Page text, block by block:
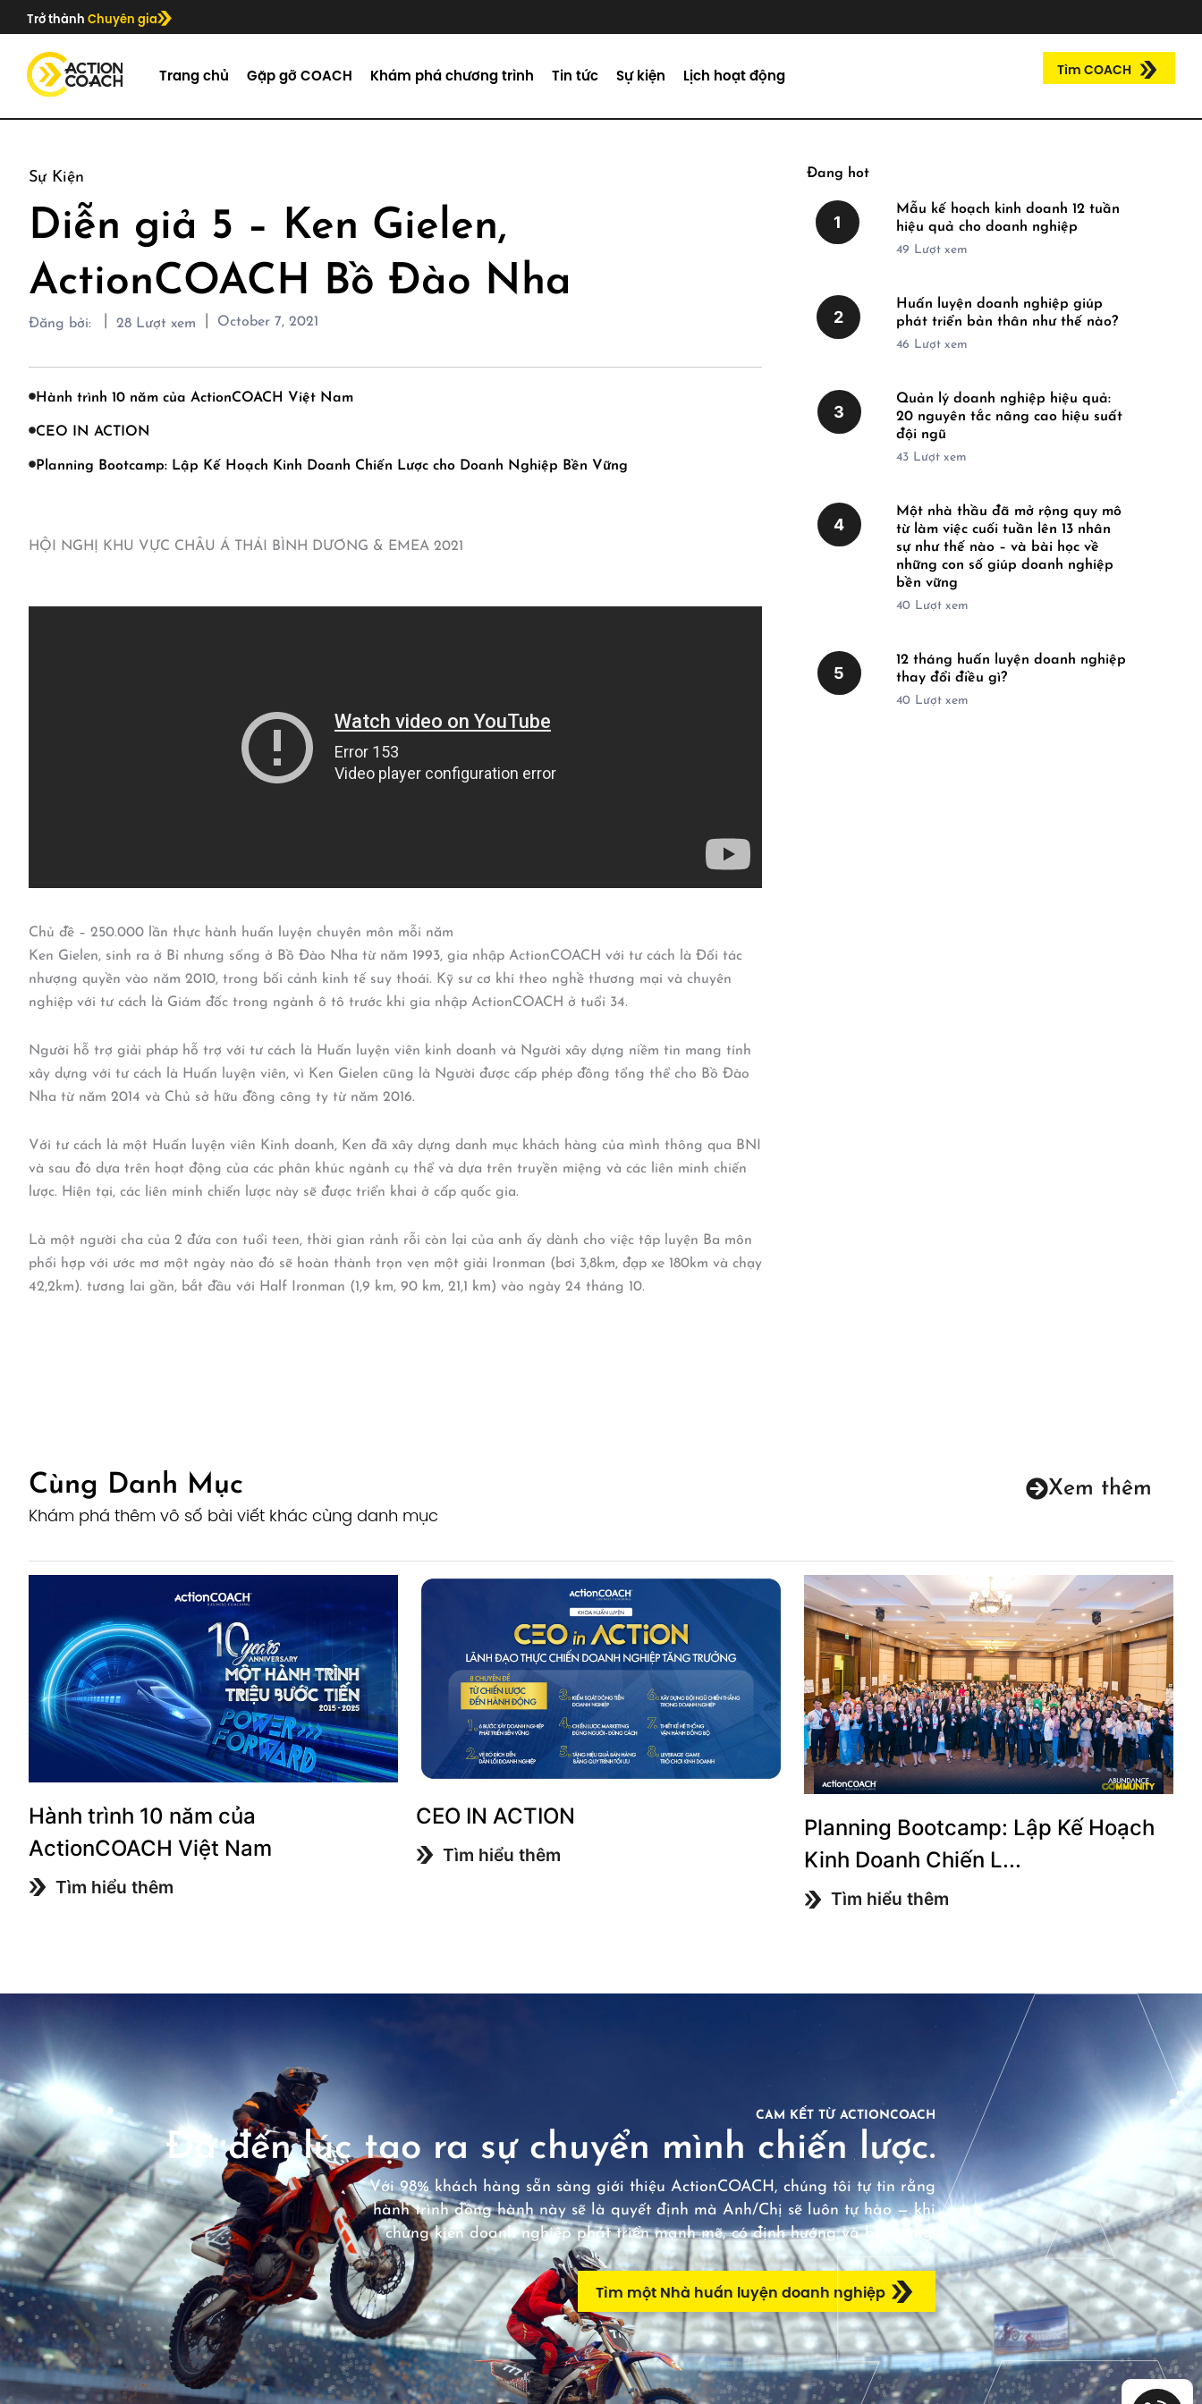
Trở thành Chuyên gia
Trang chủ Gặp gỡ COACH Khám phá chương trình Tin tức Sự kiện Lịch hoạt động Tìm COACH
Đang hot
1
Mẫu kế hoạch kinh doanh 12 tuần
hiệu quả cho doanh nghiệp
49 Lượt xem
2
Huấn luyện doanh nghiệp giúp
phát triển bản thân như thế nào?
46 Lượt xem
3
Quản lý doanh nghiệp hiệu quả:
20 nguyên tắc nâng cao hiệu suất
đội ngũ
43 Lượt xem
4
Một nhà thầu đã mở rộng quy mô
từ làm việc cuối tuần lên 13 nhân
sự như thế nào – và bài học về
những con số giúp doanh nghiệp
bền vững
40 Lượt xem
5
12 tháng huấn luyện doanh nghiệp
thay đổi điều gì?
40 Lượt xem
Sự Kiện
Diễn giả 5 – Ken Gielen,
ActionCOACH Bồ Đào Nha
Đăng bởi: 28 Lượt xem October 7, 2021
Hành trình 10 năm của ActionCOACH Việt Nam
CEO IN ACTION
Planning Bootcamp: Lập Kế Hoạch Kinh Doanh Chiến Lược cho Doanh Nghiệp Bền Vững
HỘI NGHỊ KHU VỰC CHÂU Á THÁI BÌNH DƯƠNG & EMEA 2021
Chủ đề – 250.000 lần thực hành huấn luyện chuyên môn mỗi năm
Ken Gielen, sinh ra ở Bỉ nhưng sống ở Bồ Đào Nha từ năm 1993, gia nhập ActionCOACH với tư cách là Đối tác
nhượng quyền vào năm 2010, trong bối cảnh kinh tế suy thoái. Kỹ sư cơ khí theo nghề thương mại và chuyên
nghiệp với tư cách là Giám đốc trong ngành ô tô trước khi gia nhập ActionCOACH ở tuổi 34.
Người hỗ trợ giải pháp hỗ trợ với tư cách là Huấn luyện viên kinh doanh và Người xây dựng niềm tin mang tính
xây dựng với tư cách là Huấn luyện viên, vì Ken Gielen cũng là Người được cấp phép đồng tổng thể cho Bồ Đào
Nha từ năm 2014 và Chủ sở hữu đồng công ty từ năm 2016.
Với tư cách là một Huấn luyện viên Kinh doanh, Ken đã xây dựng danh mục khách hàng của mình thông qua BNI
và sau đó dựa trên hoạt động của các phân khúc ngành cụ thể và dựa trên truyền miệng và các liên minh chiến
lược. Hiện tại, các liên minh chiến lược này sẽ được triển khai ở cấp quốc gia.
Là một người cha của 2 đứa con tuổi teen, thời gian rảnh rỗi còn lại của anh ấy dành cho việc tập luyện Ba môn
phối hợp với ước mơ một ngày nào đó sẽ hoàn thành trọn vẹn một giải Ironman (bơi 3,8km, đạp xe 180km và chạy
42,2km). tương lai gần, bắt đầu với Half Ironman (1,9 km, 90 km, 21,1 km) vào ngày 24 tháng 10.
Cùng Danh Mục
Khám phá thêm vô số bài viết khác cùng danh mục
Xem thêm
Hành trình 10 năm của
ActionCOACH Việt Nam
Tìm hiểu thêm
CEO IN ACTION
Tìm hiểu thêm
Planning Bootcamp: Lập Kế Hoạch
Kinh Doanh Chiến L...
Tìm hiểu thêm
CAM KẾT TỪ ACTIONCOACH
Đã đến lúc tạo ra sự chuyển mình chiến lược.
Với 98% khách hàng sẵn sàng giới thiệu ActionCOACH, chúng tôi tự tin rằng
hành trình đồng hành này sẽ là quyết định mà Anh/Chị sẽ luôn tự hào — khi
chứng kiến doanh nghiệp phát triển mạnh mẽ, có định hướng và bền vững.
Tìm một Nhà huấn luyện doanh nghiệp